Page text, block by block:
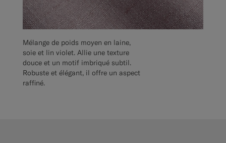
Mélange de poids moyen en laine,
soie et lin violet. Allie une texture
douce et un motif imbriqué subtil.
Robuste et élégant, il offre un aspect
raffiné.